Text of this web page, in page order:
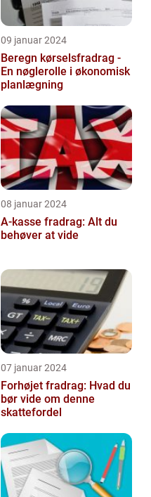
09 januar 2024
Beregn kørselsfradrag -
En nøglerolle i økonomisk
planlægning
08 januar 2024
A-kasse fradrag: Alt du
behøver at vide
07 januar 2024
Forhøjet fradrag: Hvad du
bør vide om denne
skattefordel